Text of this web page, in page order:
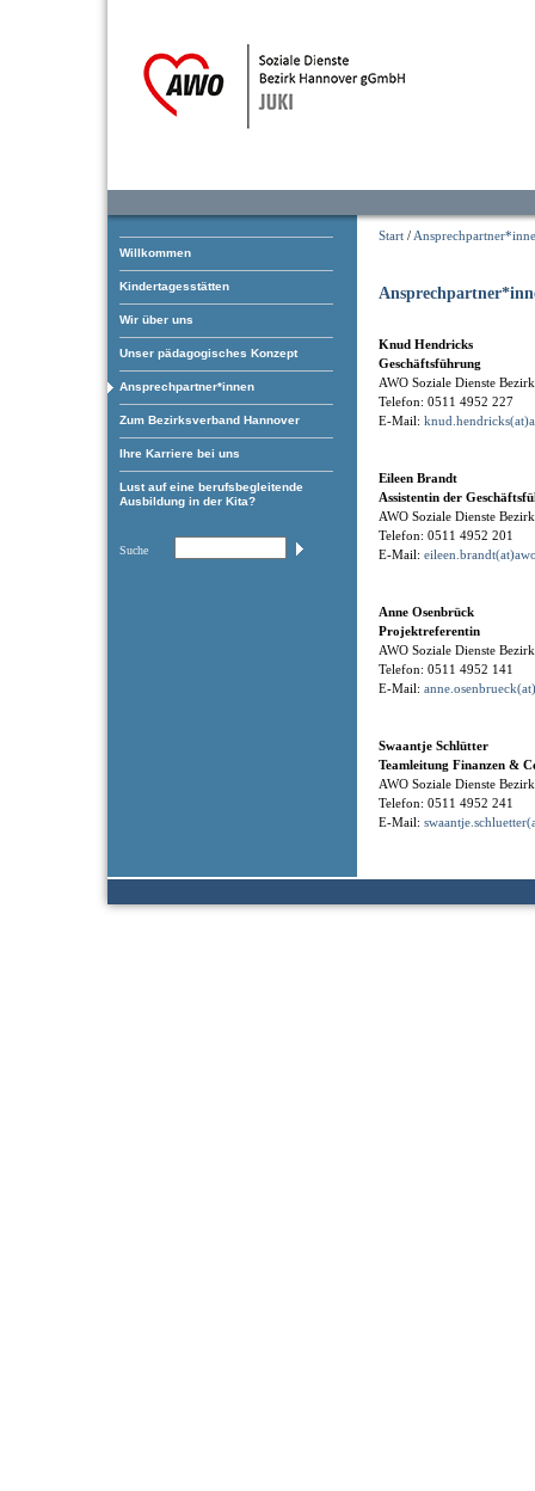
Willkommen
Kindertagesstätten
Wir über uns
Unser pädagogisches Konzept
Ansprechpartner*innen
Zum Bezirksverband Hannover
Ihre Karriere bei uns
Lust auf eine berufsbegleitende
Ausbildung in der Kita?
Suche
Start /
Knud Hendricks
Geschäftsführung
AWO Soziale Dienste
Telefon: 0511 4952 227
E-Mail:
Eileen Brandt
Assistentin der
AWO Soziale Dienste
Telefon: 0511 4952 201
E-Mail:
Anne Osenbrück
Projektreferentin
AWO Soziale Dienste
Telefon: 0511 4952 141
E-Mail:
Swaantje Schlütter
Teamleitung Finanzen &
AWO Soziale Dienste
Telefon: 0511 4952 241
E-Mail: